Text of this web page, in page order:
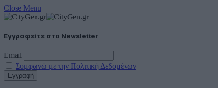
Close Menu
Εγγραφείτε στο Newsletter
Email
Συμφωνώ με την Πολιτική Δεδομένων